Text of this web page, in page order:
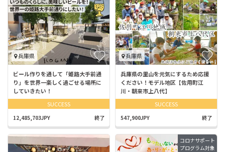
兵庫県
ビール作りを通して「姫路大手前通
り」を世界一楽しく過ごせる場所に
していきたい！
SUCCESS
12,485,703JPY 終了
兵庫県
兵庫県の里山を元気にするため応援
ください！モデル地区【佐用町江
川・朝来市上八代】
SUCCESS
547,900JPY 終了
コロナサポート
プログラム対象